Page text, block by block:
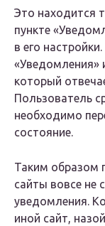
Это находится
пункте
в его
«Уведомления»
который
Пользователь
необходимо
состояние.
Таким образом
сайты вовсе не
уведомления.
иной сайт,